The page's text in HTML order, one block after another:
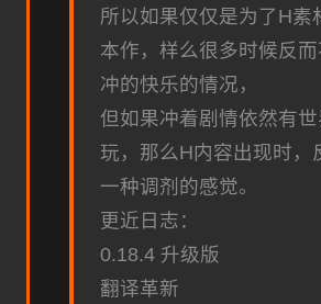
所以如果仅仅是为了H素
本作，样么很多时候反
冲的快乐的情况，
但如果冲着剧情依然有
玩，那么H内容出现时，
一种调剂的感觉。
更近日志：
0.18.4 升级版
翻译革新